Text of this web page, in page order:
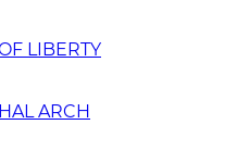
LIBERTY
ARCH